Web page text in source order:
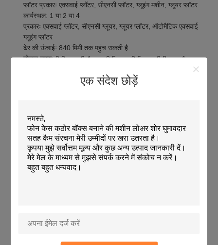
एक संदेश छोड़ें
प्लॉटर प्रकारः एक्सवाई प्लॉटर, सीएनसी प्लॉटर, ग्लूइंग मशीन, ग्लूयर प्लॉटर
कार्यस्थल: 1 या 2 या 4
प्रकारः एक्सवाई प्लॉटर, सीएनसी ग्लूयर, ग्लूयर प्लॉटर, ऑटोमैटिक एक्सवाई
ग्लूइंग प्लॉटर
ढेर की ऊंचाईः 840 मिमी तक पहुंच सकती है
नोजल व्यासः 0.3mm, 0.4mm, 0.5mm, 0.6mm, 0.8mm, 1mm
प्रकार
एक्सवाई प्लॉटर, सीएनसी ग्लूयर, ग्लूयर प्लॉटर, स्वचालित एक्सवाई
ग्लूइंग प्लॉटर
कार्यरत आकार
1700*2500 मिमी, 3000*2000 मिमी, 3200*2000 मिमी
लिफ्ट टेबल
स्वचालित ऊंचाई समायोजन
गोंद तेज
गोंद की मात्रा
समायोज्य 5L, 10L, 20L